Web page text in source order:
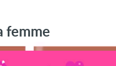
femme